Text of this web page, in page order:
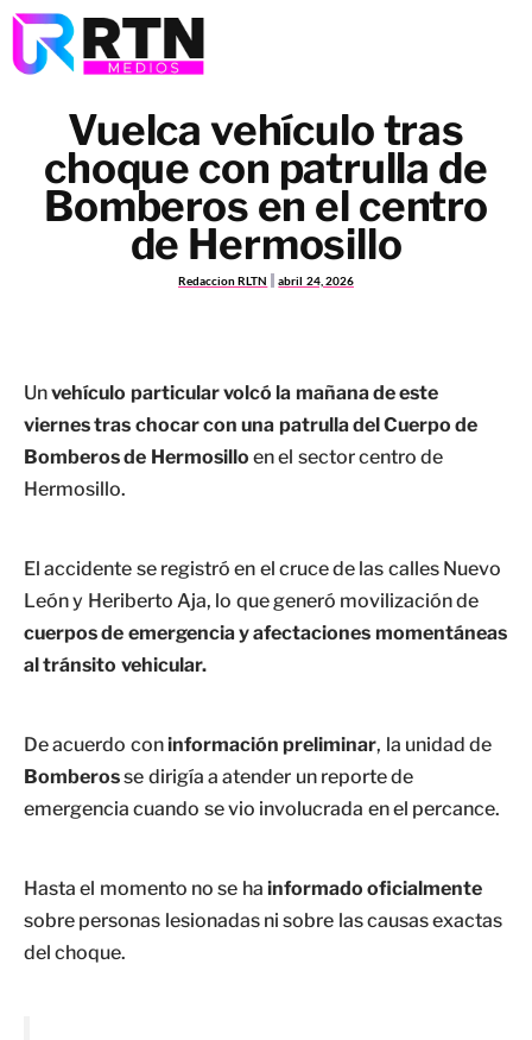
Vuelca vehículo tras
choque con patrulla de
Bomberos en el centro
de Hermosillo
Redaccion RLTN abril 24, 2026
Unvehículo particular volcó la mañana de este
viernes tras chocar con una patrulla del Cuerpo de
Bomberos de Hermosillo en el sector centro de
Hermosillo.
El accidente se registró en el cruce de las calles Nuevo
León y Heriberto Aja, lo que generó movilización de
cuerpos de emergencia y afectaciones momentáneas
al tránsito vehicular.
De acuerdo coninformación preliminar, la unidad de
Bomberosse dirigía a atender un reporte de
emergencia cuando se vio involucrada en el percance.
Hasta el momento no se ha informado oficialmente
sobre personas lesionadas ni sobre las causas exactas
del choque.